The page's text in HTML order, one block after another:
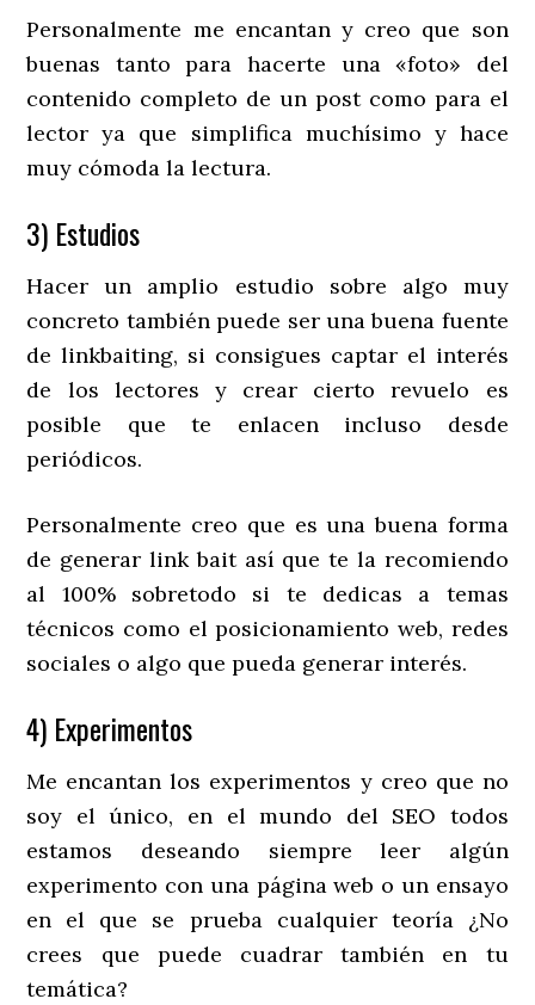
Personalmente me encantan y creo que son
buenas tanto para hacerte una «foto» del
contenido completo de un post como para el
lector ya que simplifica muchísimo y hace
muy cómoda la lectura.
3) Estudios
Hacer un amplio estudio sobre algo muy
concreto también puede ser una buena fuente
de linkbaiting, si consigues captar el interés
de los lectores y crear cierto revuelo es
posible que te enlacen incluso desde
periódicos.
Personalmente creo que es una buena forma
de generar link bait así que te la recomiendo
al 100% sobretodo si te dedicas a temas
técnicos como el posicionamiento web, redes
sociales o algo que pueda generar interés.
4) Experimentos
Me encantan los experimentos y creo que no
soy el único, en el mundo del SEO todos
estamos deseando siempre leer algún
experimento con una página web o un ensayo
en el que se prueba cualquier teoría ¿No
crees que puede cuadrar también en tu
temática?